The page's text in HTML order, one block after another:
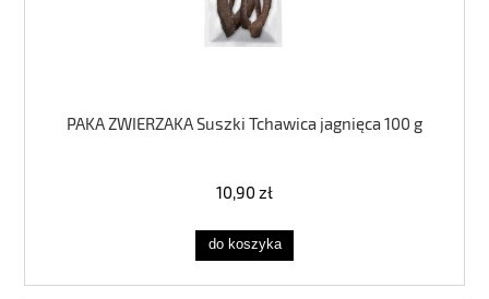
PAKA ZWIERZAKA Suszki Tchawica jagnięca 100 g
10,90 zł
do koszyka